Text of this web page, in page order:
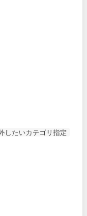
いカテゴリ指定